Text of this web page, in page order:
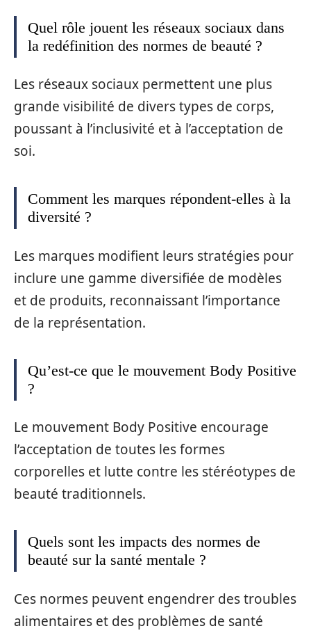
Quel rôle jouent les réseaux sociaux dans
la redéfinition des normes de beauté ?
Les réseaux sociaux permettent une plus
grande visibilité de divers types de corps,
poussant à l’inclusivité et à l’acceptation de
soi.
Comment les marques répondent-elles à la
diversité ?
Les marques modifient leurs stratégies pour
inclure une gamme diversifiée de modèles
et de produits, reconnaissant l’importance
de la représentation.
Qu’est-ce que le mouvement Body Positive
?
Le mouvement Body Positive encourage
l’acceptation de toutes les formes
corporelles et lutte contre les stéréotypes de
beauté traditionnels.
Quels sont les impacts des normes de
beauté sur la santé mentale ?
Ces normes peuvent engendrer des troubles
alimentaires et des problèmes de santé